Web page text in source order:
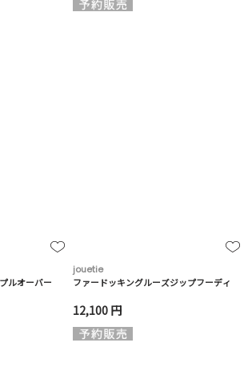
ルオーバー
jouetie
ファードッキングルーズジップフーディ
12,100 円